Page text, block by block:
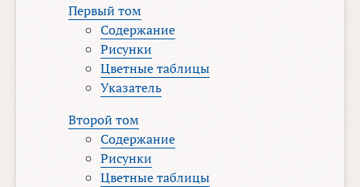
Первый том
Содержание
Рисунки
Цветные таблицы
Указатель
Второй том
Содержание
Рисунки
Цветные таблицы